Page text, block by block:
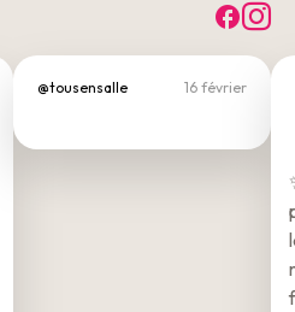
@tousensalle 16 février